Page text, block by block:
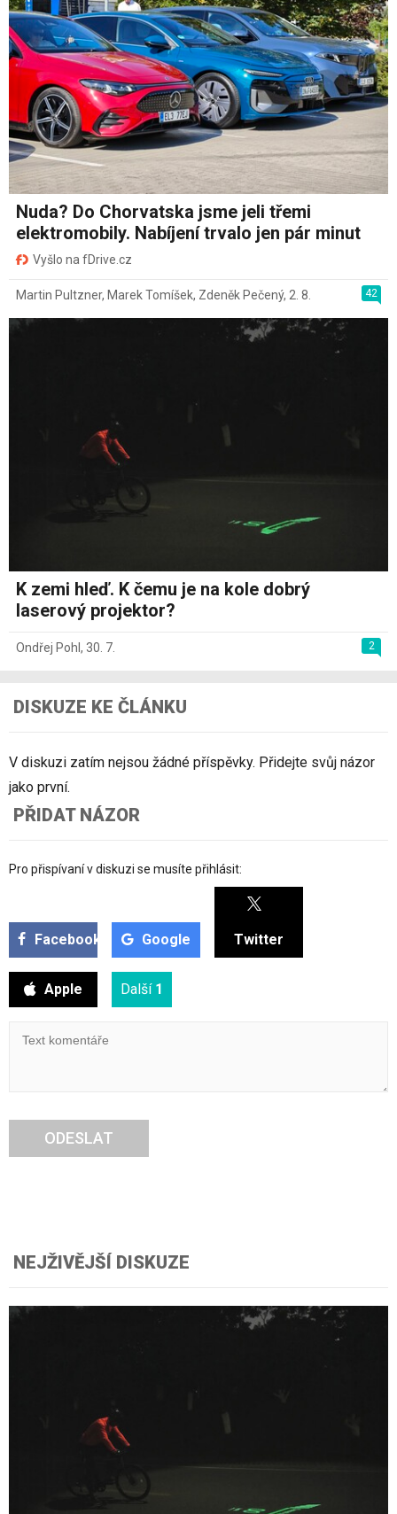
Nuda? Do Chorvatska jsme jeli třemi
elektromobily. Nabíjení trvalo jen pár minut
Vyšlo na fDrive.cz
42
Martin Pultzner, Marek Tomíšek, Zdeněk Pečený, 2. 8.
K zemi hleď. K čemu je na kole dobrý
laserový projektor?
2
Ondřej Pohl , 30. 7.
DISKUZE KE ČLÁNKU
V diskuzi zatím nejsou žádné příspěvky. Přidejte svůj názor
jako první.
PŘIDAT NÁZOR
Pro přispívaní v diskuzi se musíte přihlásit:
Facebook Google Twitter
Apple Další 1
ODESLAT
NEJŽIVĚJŠÍ DISKUZE